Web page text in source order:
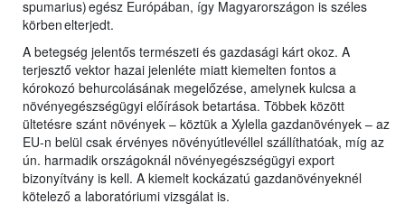
spumarius) egész Európában, így Magyarországon is széles
körben elterjedt.
A betegség jelentős természeti és gazdasági kárt okoz. A
terjesztő vektor hazai jelenléte miatt kiemelten fontos a
kórokozó behurcolásának megelőzése, amelynek kulcsa a
növényegészségügyi előírások betartása. Többek között
ültetésre szánt növények – köztük a Xylella gazdanövények – az
EU-n belül csak érvényes növényútlevéllel szállíthatóak, míg az
ún. harmadik országoknál növényegészségügyi export
bizonyítvány is kell. A kiemelt kockázatú gazdanövényeknél
kötelező a laboratóriumi vizsgálat is.